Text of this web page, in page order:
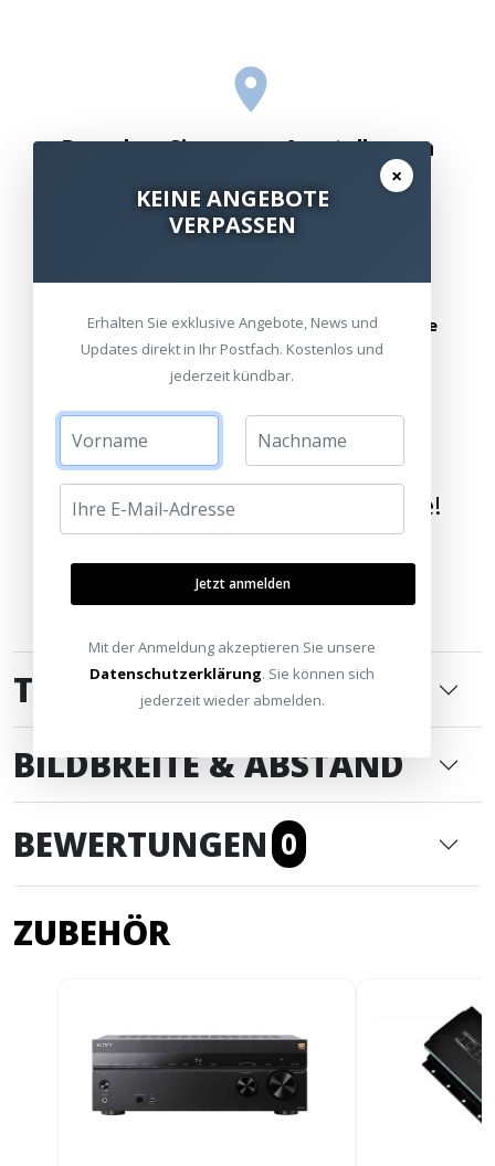
Besuchen Sie unsere Ausstellungen
Bitte besuchen Sie uns nur mit Termin.
oder schreiben Sie uns:info@heimkinoraum.de
Wir bringen die Welt nach Hause!
TECHNISCHE DATEN
BILDBREITE & ABSTAND
BEWERTUNGEN 0
ZUBEHÖR
×
KEINE ANGEBOTE
VERPASSEN
Erhalten Sie exklusive Angebote, News und
Updates direkt in Ihr Postfach. Kostenlos und
jederzeit kündbar.
Jetzt anmelden
Mit der Anmeldung akzeptieren Sie unsere
Datenschutzerklärung. Sie können sich
jederzeit wieder abmelden.